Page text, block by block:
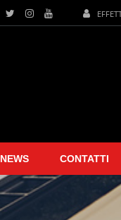
NEWS CONTATTI